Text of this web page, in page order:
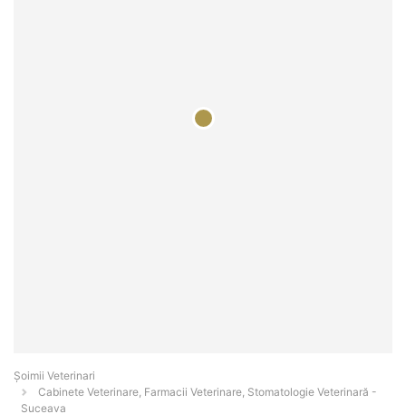
Șoimii Veterinari
Cabinete Veterinare, Farmacii Veterinare, Stomatologie Veterinară -
Suceava